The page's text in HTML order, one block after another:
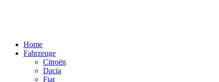
Home
Fahrzeuge
Citroën
Dacia
Fiat